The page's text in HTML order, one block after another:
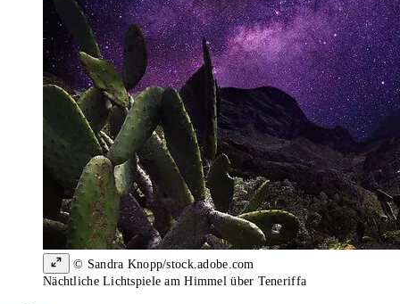
© Sandra Knopp/stock.adobe.com
Nächtliche Lichtspiele am Himmel über Teneriffa